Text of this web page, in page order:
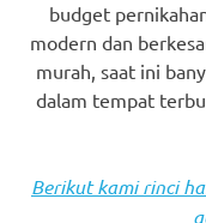
budget
modern dan
murah, saat ini
dalam tempat
Berikut kami rinci